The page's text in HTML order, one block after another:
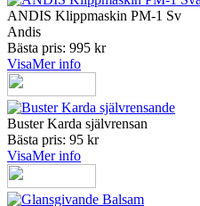
ANDIS Klippmaskin PM-1 Sv
Andis
Bästa pris: 995 kr
VisaMer info
Buster Karda självrensan
Bästa pris: 95 kr
VisaMer info